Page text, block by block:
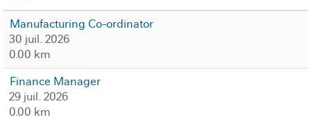
Manufacturing Co-ordinator
30 juil. 2026
0.00 km
Finance Manager
29 juil. 2026
0.00 km